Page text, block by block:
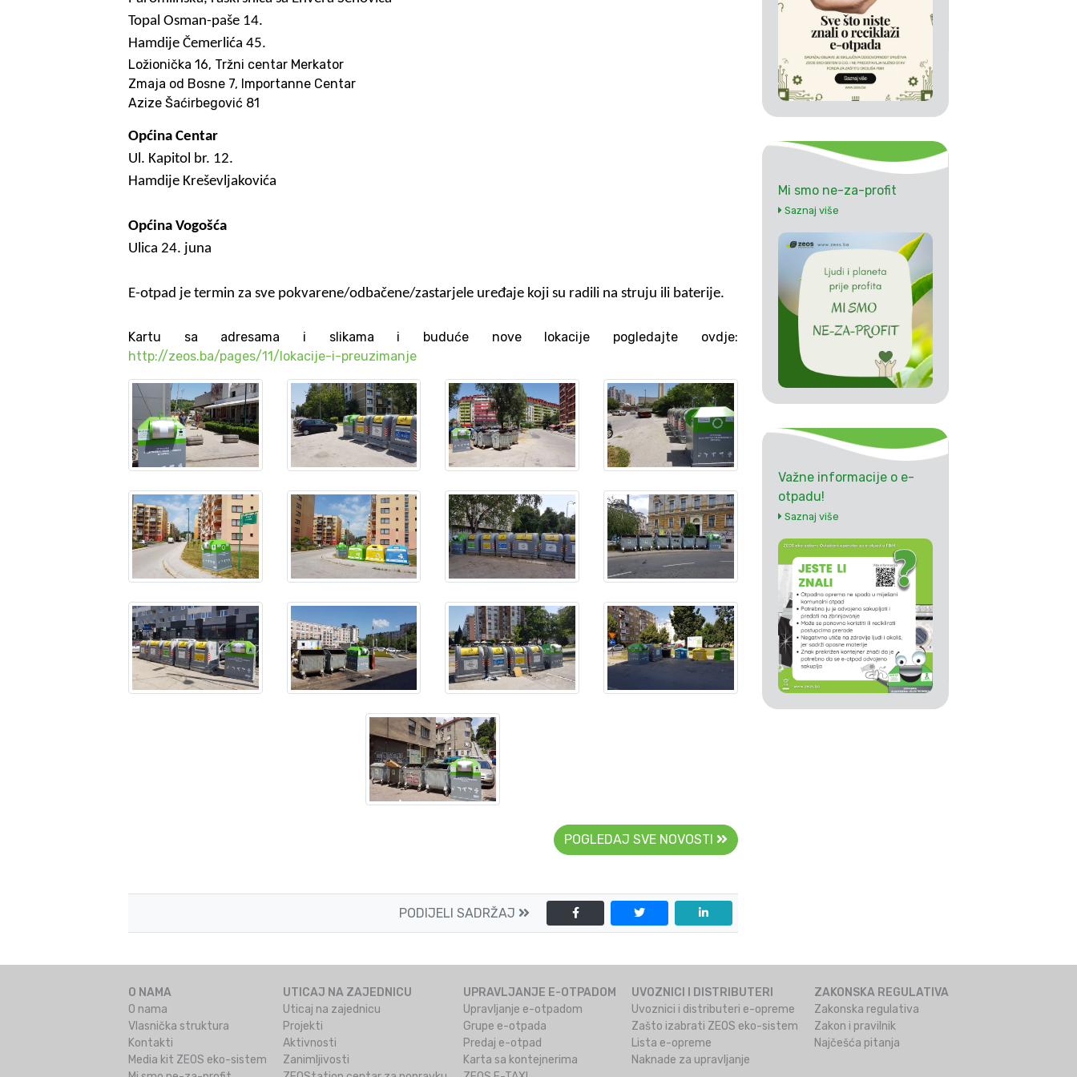
Topal Osman-paše 14.
Hamdije Čemerlića 45.
Ložionička 16, Tržni centar Merkator
Zmaja od Bosne 7, Importanne Centar
Azize Šaćirbegović 81
Općina Centar
Ul. Kapitol br. 12.
Hamdije Kreševljakovića
Općina Vogošća
Ulica 24. juna
E-otpad je termin za sve pokvarene/odbačene/zastarjele uređaje koji su radili na struju ili baterije.
Kartu sa adresama i slikama i buduće nove lokacije pogledajte ovdje:
http://zeos.ba/pages/11/lokacije-i-preuzimanje
POGLEDAJ SVE NOVOSTI
PODIJELI SADRŽAJ
Mi smo ne-za-profit
Saznaj više
Važne informacije o e-
otpadu!
Saznaj više
O NAMA
O nama
Vlasnička struktura
Kontakti
Media kit ZEOS eko-sistem
UTICAJ NA ZAJEDNICU
Uticaj na zajednicu
Projekti
Aktivnosti
Zanimljivosti
UPRAVLJANJE E-OTPADOM
Upravljanje e-otpadom
Grupe e-otpada
Predaj e-otpad
Karta sa kontejnerima
UVOZNICI I DISTRIBUTERI
Uvoznici i distributeri e-opreme
Zašto izabrati ZEOS eko-sistem
Lista e-opreme
Naknade za upravljanje
ZAKONSKA REGULATIVA
Zakonska regulativa
Zakon i pravilnik
Najčešća pitanja